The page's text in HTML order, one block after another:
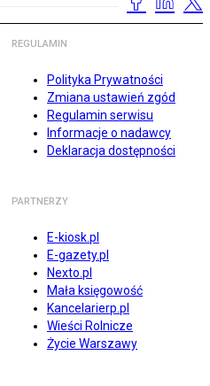
REGULAMIN
Polityka Prywatności
Zmiana ustawień zgód
Regulamin serwisu
Informacje o nadawcy
Deklaracja dostępności
PARTNERZY
E-kiosk.pl
E-gazety.pl
Nexto.pl
Mała księgowość
Kancelarierp.pl
Wieści Rolnicze
Życie Warszawy